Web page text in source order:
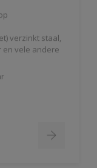
verzinkt staal,
vele andere